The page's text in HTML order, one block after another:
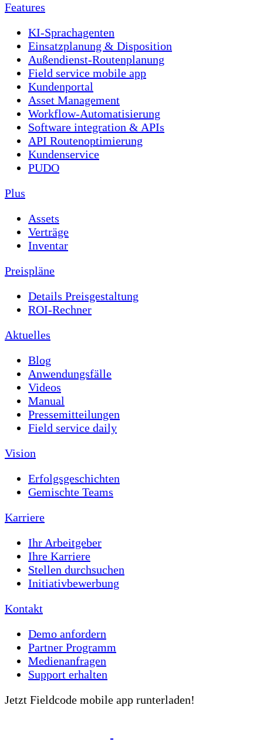
Features
KI-Sprachagenten
Einsatzplanung & Disposition
Außendienst-Routenplanung
Field service mobile app
Kundenportal
Asset Management
Workflow-Automatisierung
Software integration & APIs
API Routenoptimierung
Kundenservice
PUDO
Plus
Assets
Verträge
Inventar
Preispläne
Details Preisgestaltung
ROI-Rechner
Aktuelles
Blog
Anwendungsfälle
Videos
Manual
Pressemitteilungen
Field service daily
Vision
Erfolgsgeschichten
Gemischte Teams
Karriere
Ihr Arbeitgeber
Ihre Karriere
Stellen durchsuchen
Initiativbewerbung
Kontakt
Demo anfordern
Partner Programm
Medienanfragen
Support erhalten
Jetzt Fieldcode mobile app runterladen!